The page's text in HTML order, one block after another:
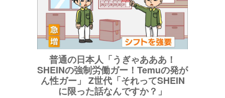
普通の日本人「うぎゃあああ！
SHEINの強制労働ガー！Temuの発が
ん性ガー」 Z世代「それってSHEIN
に限った話なんですか？」